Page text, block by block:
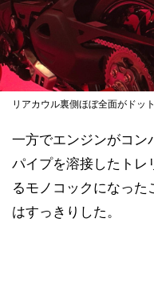
リアカウル裏側ほぼ全面がドッ
一方でエンジンがコン
パイプを溶接したトレ
るモノコックになった
はすっきりした。